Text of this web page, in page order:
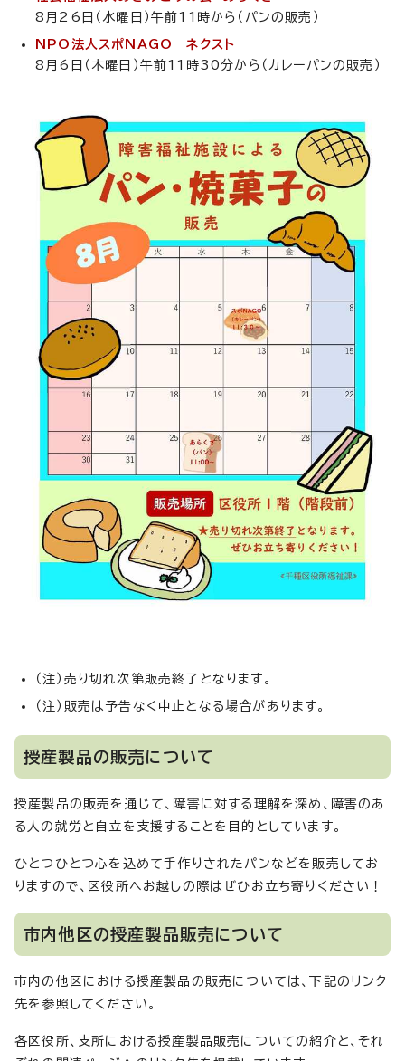
8月26日（水曜日）午前11時から（パンの販売）
NPO法人スポNAGO ネクスト
8月6日（木曜日）午前11時30分から（カレーパンの販売）
（注）売り切れ次第販売終了となります。
（注）販売は予告なく中止となる場合があります。
授産製品の販売について
授産製品の販売を通じて、障害に対する理解を深め、障害のあ
る人の就労と自立を支援することを目的としています。
ひとつひとつ心を込めて手作りされたパンなどを販売してお
りますので、区役所へお越しの際はぜひお立ち寄りください！
市内他区の授産製品販売について
市内の他区における授産製品の販売については、下記のリンク
先を参照してください。
各区役所、支所における授産製品販売についての紹介と、それ